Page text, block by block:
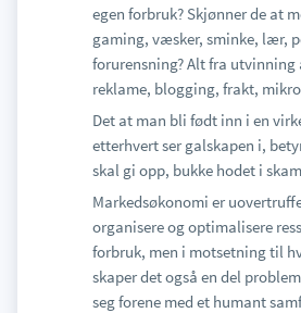
egen forbruk? Skjønner de at
gaming, væsker, sminke, lær,
forurensning? Alt fra
reklame, blogging, frakt,
Det at man bli født inn i en
etterhvert ser galskapen i,
skal gi opp, bukke hodet i
Markedsøkonomi er
organisere og optimalisere
forbruk, men i motsetning til
skaper det også en del
seg forene med et humant